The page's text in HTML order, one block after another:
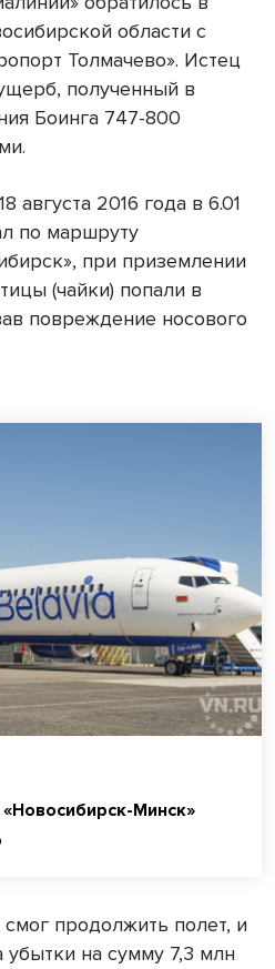
области с
Толмачево». Истец
полученный в
Боинга 747-800
августа 2016 года в 6.01
по маршруту
при приземлении
(чайки) попали в
повреждение носового
Минск»
продолжить полет, и
убытки на сумму 7,3 млн